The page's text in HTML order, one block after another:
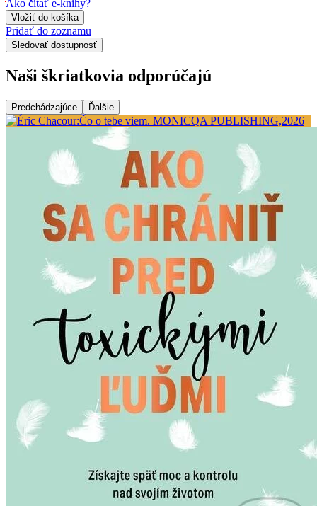
Ako čítať e-knihy?
Vložiť do košíka
Pridať do zoznamu
Sledovať dostupnosť
Naši škriatkovia odporúčajú
Predchádzajúce Ďalšie